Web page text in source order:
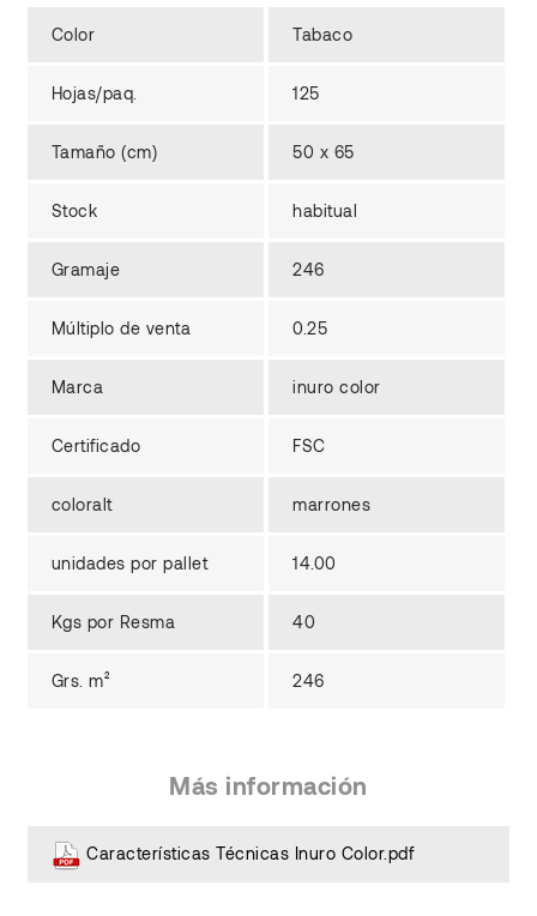
Color Tabaco
Hojas/paq. 125
Tamaño (cm) 50 x 65
Stock habitual
Gramaje 246
Múltiplo de venta 0.25
Marca inuro color
Certificado FSC
coloralt marrones
unidades por pallet 14.00
Kgs por Resma 40
Grs. m² 246
Más información
Características Técnicas Inuro Color.pdf